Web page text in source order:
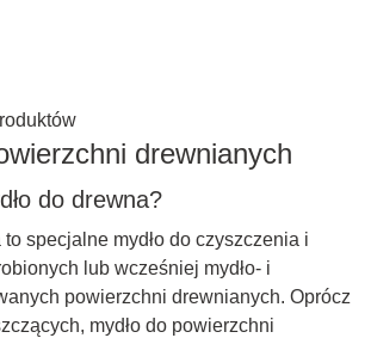
drewnianych
do drewna?
to specjalne mydło do czyszczenia i
lub wcześniej mydło- i
powierzchni drewnianych. Oprócz
mydło do powierzchni